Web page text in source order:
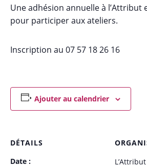
Une adhésion annuelle à l’Attribut
pour participer aux ateliers.
Inscription au 07 57 18 26 16
Ajouter au calendrier
DÉTAILS
Date :
L’Attribut